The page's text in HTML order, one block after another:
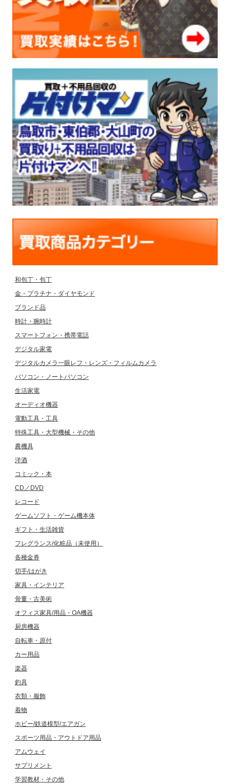
和包丁・包丁
金・プラチナ・ダイヤモンド
ブランド品
時計・腕時計
スマートフォン・携帯電話
デジタル家電
デジタルカメラ一眼レフ・レンズ・フィルムカメラ
パソコン・ノートパソコン
生活家電
オーディオ機器
電動工具・工具
特殊工具・大型機械・その他
農機具
洋酒
コミック・本
CD／DVD
レコード
ゲームソフト・ゲーム機本体
ギフト・生活雑貨
フレグランス/化粧品（未使用）
各種金券
切手/はがき
家具・インテリア
骨董・古美術
オフィス家具/用品・OA機器
厨房機器
自転車・原付
カー用品
楽器
釣具
衣類・服飾
着物
ホビー/鉄道模型/エアガン
スポーツ用品・アウトドア用品
アムウェイ
サプリメント
学習教材・その他